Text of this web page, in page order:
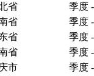
省
季度 -
省
季度 -
省
季度 -
省
季度 -
市
季度 -